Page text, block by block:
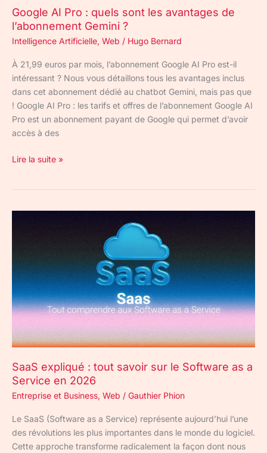
Google AI Pro : quels sont les avantages de
l’abonnement Gemini ?
Intelligence Artificielle, Web / Hugo Bernard
À 21,99 euros par mois, l’abonnement Google AI Pro est-il
intéressant ? Nous vous détaillons tous les avantages inclus
dans cet abonnement dédié au chatbot Gemini, mais pas que
! Google AI Pro : les tarifs et offres de l’abonnement Google AI
Pro est un abonnement payant de Google qui permet d’avoir
accès à des
?
Lire la suite »
SaaS expliqué : tout savoir sur le Software as a
Service en 2026
Entreprise et Business, Web / Gauthier Phion
Le SaaS (Software as a Service) représente aujourd’hui l’une
des révolutions les plus importantes dans le monde du logiciel.
Cette approche transforme radicalement la façon dont nous
tout
savoir
sur
le
Software
a
en
2026